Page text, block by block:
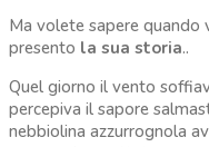
Ma volete sapere quando
presento la sua storia..
Quel giorno il vento
percepiva il sapore
nebbiolina azzurrognola